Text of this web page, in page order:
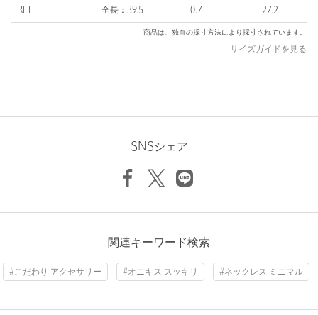
るように」という思いから、主に真鍮などを素材として使用する
ことで手の届く価格帯を実現しています。
※こちらの商品は天然石を使用しているため、ひとつひとつ表情
材の持つ風合いとしてお楽しみください。
※天然素材の特性上、個体差があるため商品画像と実際の商品が
※商品画像は、光の当たり具合やパソコンなどの閲覧環境によ
り、実際の色味と異なって見える場合がございます。あらかじめ
ご了承ください。
FREE 全長：39.5 0.7 27.2
商品は、独自の採寸方法により採寸されています。
サイズガイドを見る
SNSシェア
関連キーワード検索
#こだわり アクセサリー #オニキス スッキリ #ネックレス ミニマル